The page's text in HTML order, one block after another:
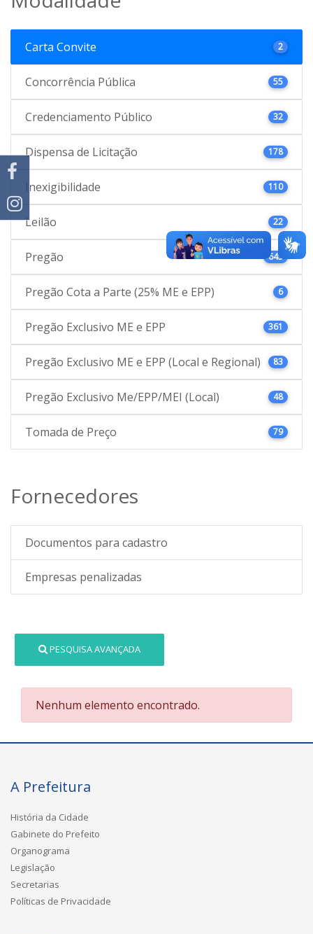
Carta Convite 2
Concorrência Pública 55
Credenciamento Público 32
Dispensa de Licitação 178
Inexigibilidade 110
Leilão 22
Pregão 645
Pregão Cota a Parte (25% ME e EPP) 6
Pregão Exclusivo ME e EPP 361
Pregão Exclusivo ME e EPP (Local e Regional) 83
Pregão Exclusivo Me/EPP/MEI (Local) 48
Tomada de Preço 79
Fornecedores
Documentos para cadastro
Empresas penalizadas
PESQUISA AVANÇADA
Nenhum elemento encontrado.
A Prefeitura
História da Cidade
Gabinete do Prefeito
Organograma
Legislação
Secretarias
Políticas de Privacidade